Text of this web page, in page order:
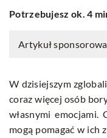
Potrzebujesz ok. 4
Artykuł
W dzisiejszym
coraz więcej osób
własnymi
mogą pomagać w ich